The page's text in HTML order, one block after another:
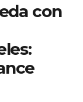
con